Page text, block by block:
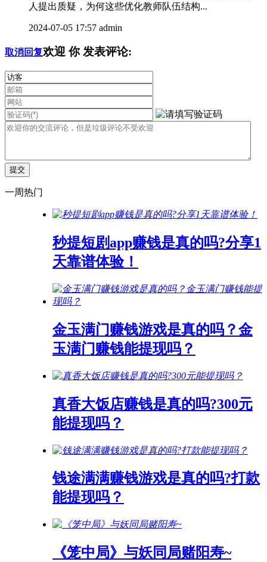
人提出质疑，为何这些优化教师队伍结构...
2024-07-05 17:57 admin
取消回复欢迎 你发表评论:
一周热门
秒提短剧app赚钱是真的吗?分享1
天靠谱体验！
金玉满门赚钱游戏是真的吗？金
玉满门赚钱能提现吗？
真香大饭店赚钱是真的吗?300元
能提现吗？
钱途满满赚钱游戏是真的吗?打款
能提现吗？
《笼中局》与妖同局赌阳寿~